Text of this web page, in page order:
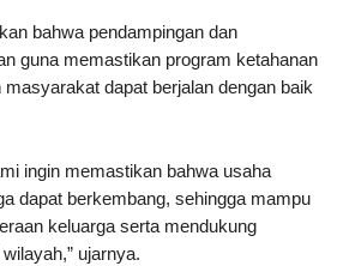
bahwa pendampingan dan
guna memastikan program ketahanan
dapat berjalan dengan baik
ingin memastikan bahwa usaha
dapat berkembang, sehingga mampu
keluarga serta mendukung
ujarnya.